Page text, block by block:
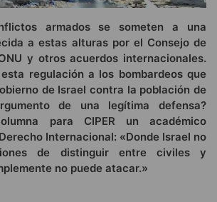
armados se someten a una
a estas alturas por el Consejo de
y otros acuerdos internacionales.
regulación a los bombardeos que
de Israel contra la población de
de una legítima defensa?
para CIPER un académico
Internacional: «Donde Israel no
de distinguir entre civiles y
no puede atacar.»